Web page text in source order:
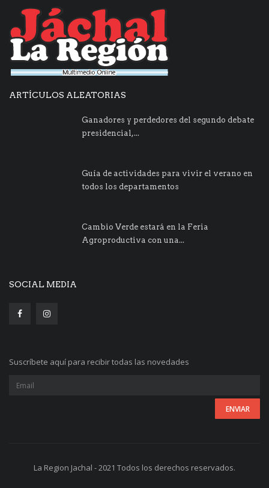
ARTÍCULOS ALEATORIAS
Ganadores y perdedores del segundo debate
presidencial,...
Guía de actividades para vivir el verano en
todos los departamentos
Cambio Verde estará en la Feria
Agroproductiva con una...
SOCIAL MEDIA
Suscríbete aquí para recibir todas las novedades
La Region Jachal - 2021 Todos los derechos reservados.